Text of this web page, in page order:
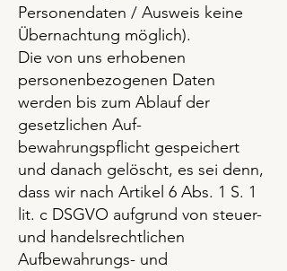
Personendaten / Ausweis keine
Übernachtung möglich).
Die von uns erhobenen
personenbezogenen Daten
werden bis zum Ablauf der
gesetzlichen Auf-
bewahrungspflicht gespeichert
und danach gelöscht, es sei denn,
dass wir nach Artikel 6 Abs. 1 S. 1
lit. c DSGVO aufgrund von steuer-
und handelsrechtlichen
Aufbewahrungs- und